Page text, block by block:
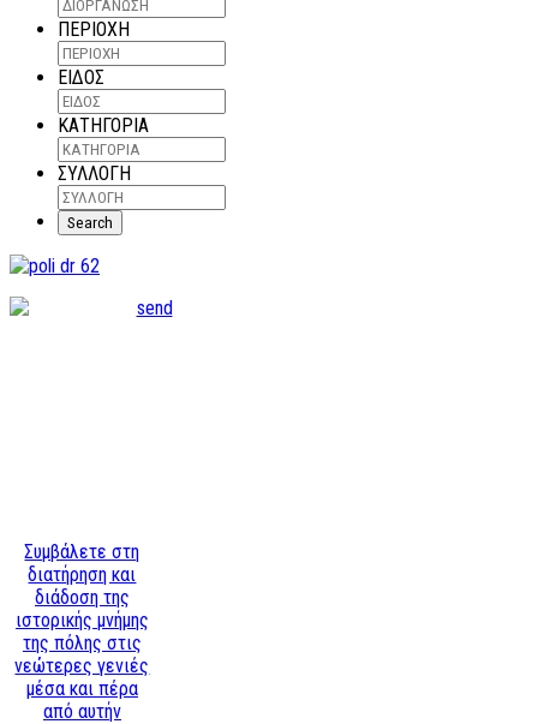
ΠΕΡΙΟΧΗ
ΕΙΔΟΣ
ΚΑΤΗΓΟΡΙΑ
ΣΥΛΛΟΓΗ
Συμβάλετε στη
διατήρηση και
διάδοση της
ιστορικής μνήμης
της πόλης στις
νεώτερες γενιές
μέσα και πέρα
από αυτήν